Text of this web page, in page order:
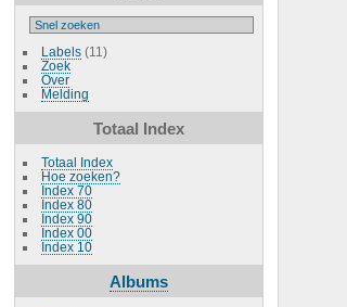
Labels(11)
Zoek
Over
Melding
Totaal Index
Totaal Index
Hoe zoeken?
Index 70
Index 80
Index 90
Index 00
Index 10
Albums